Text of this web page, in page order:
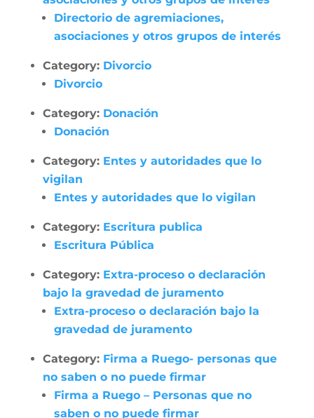
Directorio de agremiaciones,
asociaciones y otros grupos de interés
Category: Divorcio
Divorcio
Category: Donación
Donación
Category: Entes y autoridades que lo
vigilan
Entes y autoridades que lo vigilan
Category: Escritura publica
Escritura Pública
Category: Extra-proceso o declaración
bajo la gravedad de juramento
Extra-proceso o declaración bajo la
gravedad de juramento
Category: Firma a Ruego- personas que
no saben o no puede firmar
Firma a Ruego – Personas que no
saben o no puede firmar